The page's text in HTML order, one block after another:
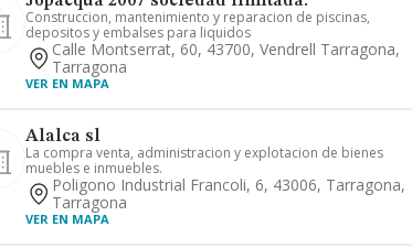
Construccion, mantenimiento y reparacion de piscinas,
depositos y embalses para liquidos
Calle Montserrat, 60, 43700, Vendrell Tarragona,
Tarragona
VER EN MAPA
Alalca sl
La compra venta, administracion y explotacion de bienes
muebles e inmuebles.
Poligono Industrial Francoli, 6, 43006, Tarragona,
Tarragona
VER EN MAPA